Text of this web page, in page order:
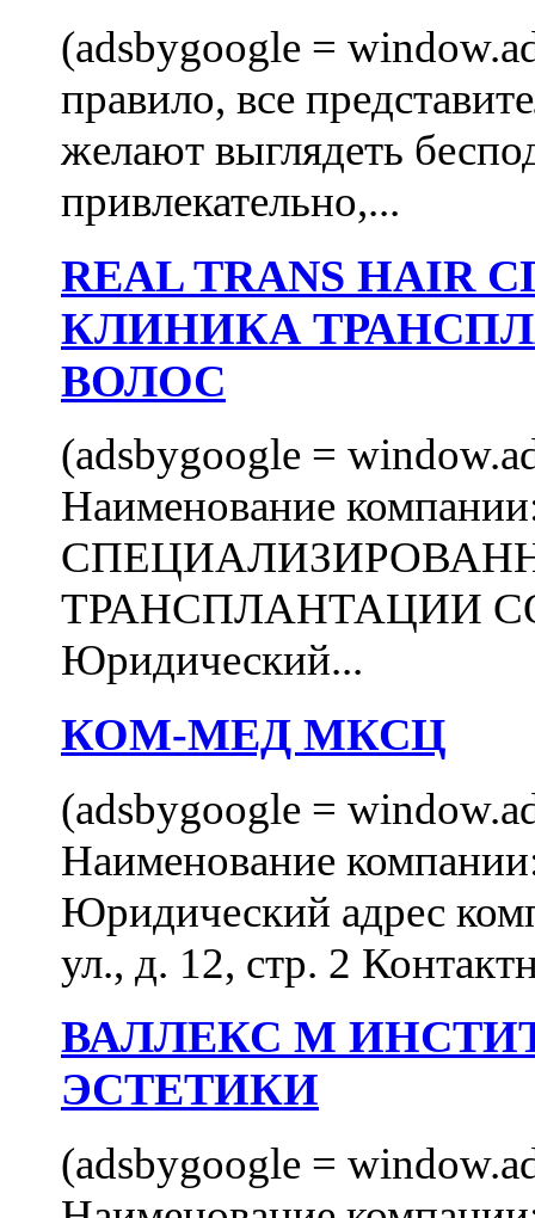
(adsbygoogle =
правило, все
желают выглядеть
привлекательно,...
REAL TRANS
КЛИНИКА
ВОЛОС
(adsbygoogle =
Наименование
ТРАНСПЛАНТАЦИИ
Юридический...
КОМ-МЕД МКСЦ
(adsbygoogle =
Наименование
Юридический адрес
ул., д. 12, стр. 2
ВАЛЛЕКС М
ЭСТЕТИКИ
(adsbygoogle =